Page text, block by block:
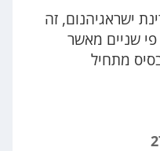
ישראגיהנום, זה
שניים מאשר
מתחיל